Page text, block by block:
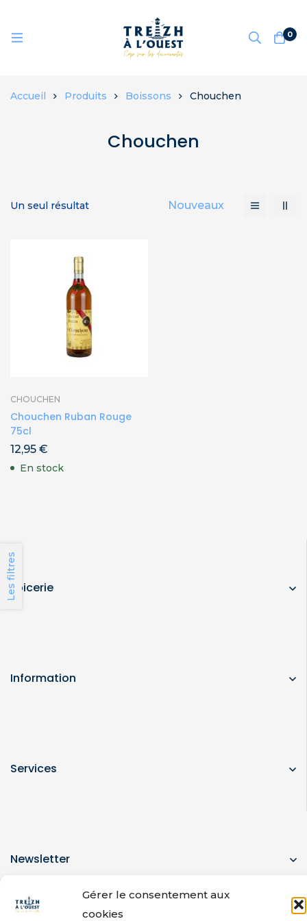
Gérer le consentement aux
cookies
0
Accueil Produits Boissons Chouchen
Chouchen
Les filtres
Un seul résultat Nouveaux
CHOUCHEN
Chouchen Ruban Rouge
75cl
12,95 €
En stock
Epicerie
Information
Services
Newsletter